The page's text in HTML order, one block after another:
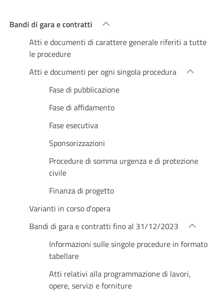
Bandi di gara e contratti
Atti e documenti di carattere generale riferiti a tutte
le procedure
Atti e documenti per ogni singola procedura
Fase di pubblicazione
Fase di affidamento
Fase esecutiva
Sponsorizzazioni
Procedure di somma urgenza e di protezione
civile
Finanza di progetto
Varianti in corso d'opera
Bandi di gara e contratti fino al 31/12/2023
Informazioni sulle singole procedure in formato
tabellare
Atti relativi alla programmazione di lavori,
opere, servizi e forniture